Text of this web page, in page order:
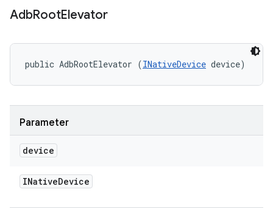
AdbRootElevator
public AdbRootElevator (INativeDevice device)
Parameter
device
INativeDevice